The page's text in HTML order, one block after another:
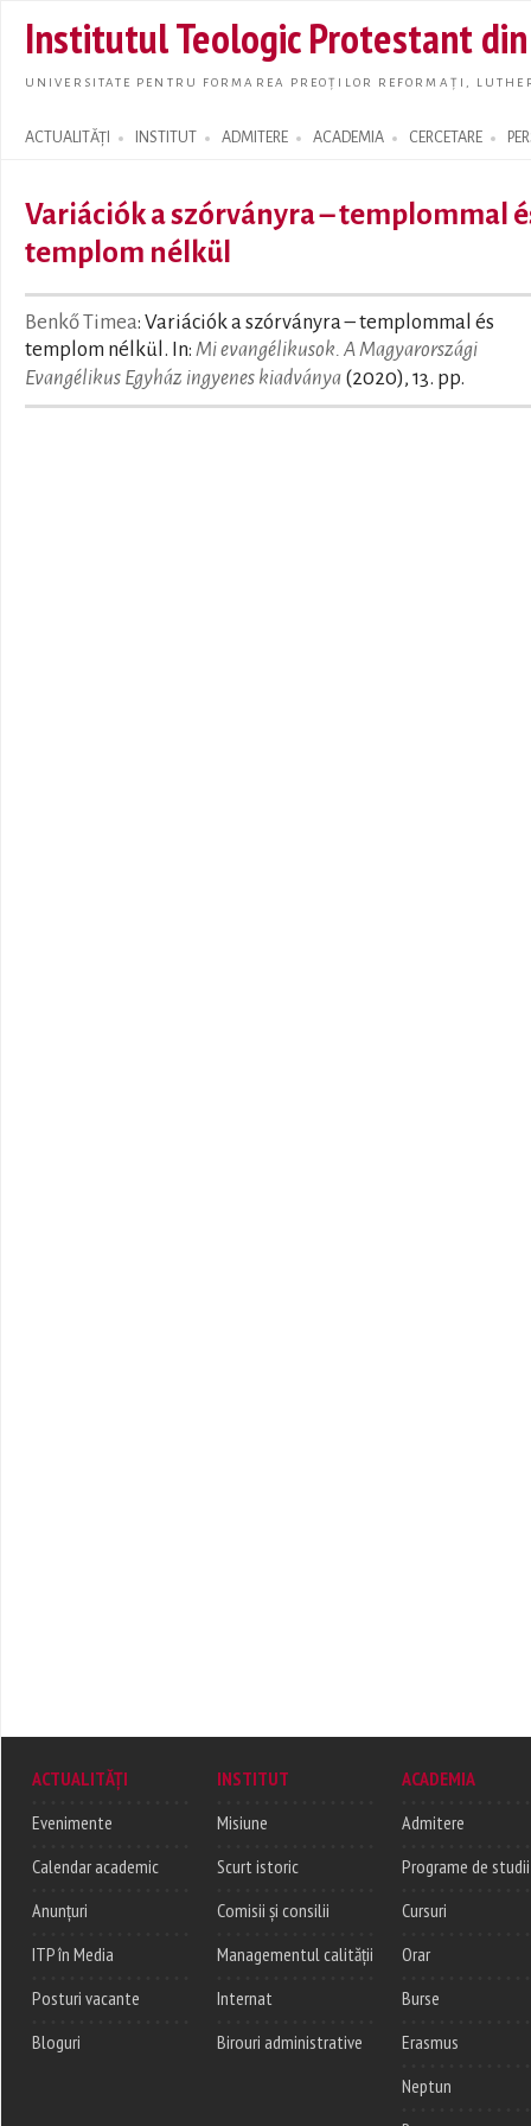
main
Institutul Teologic Protestant
UNIVERSITATE PENTRU FORMAREA PREOȚILOR REFORMAȚI,
ACTUALITĂȚI INSTITUT ADMITERE ACADEMIA CERCETARE
Search form
Variációk a szórványra – templommal
templom nélkül
Benkő Timea: Variációk a szórványra – templommal és
templom nélkül. In: Mi evangélikusok. A Magyarországi
Evangélikus Egyház ingyenes kiadványa (2020), 13. pp.
ACTUALITĂȚI
Evenimente
Calendar academic
Anunțuri
ITP în Media
Posturi vacante
Bloguri
INSTITUT
Misiune
Scurt istoric
Comisii și consilii
Managementul calității
Internat
Birouri administrative
ACADEMIA
Admitere
Programe de studii
Cursuri
Orar
Burse
Erasmus
Neptun